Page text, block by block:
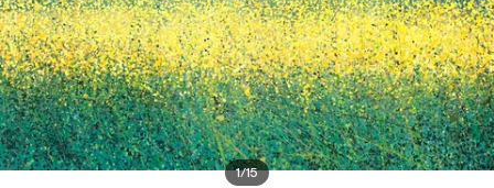
1/15